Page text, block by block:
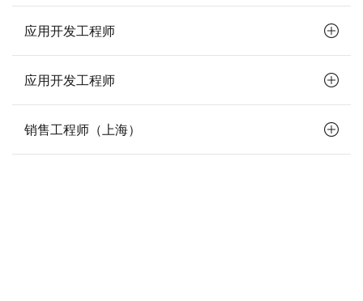
应用开发工程师
应用开发工程师
销售工程师（上海）